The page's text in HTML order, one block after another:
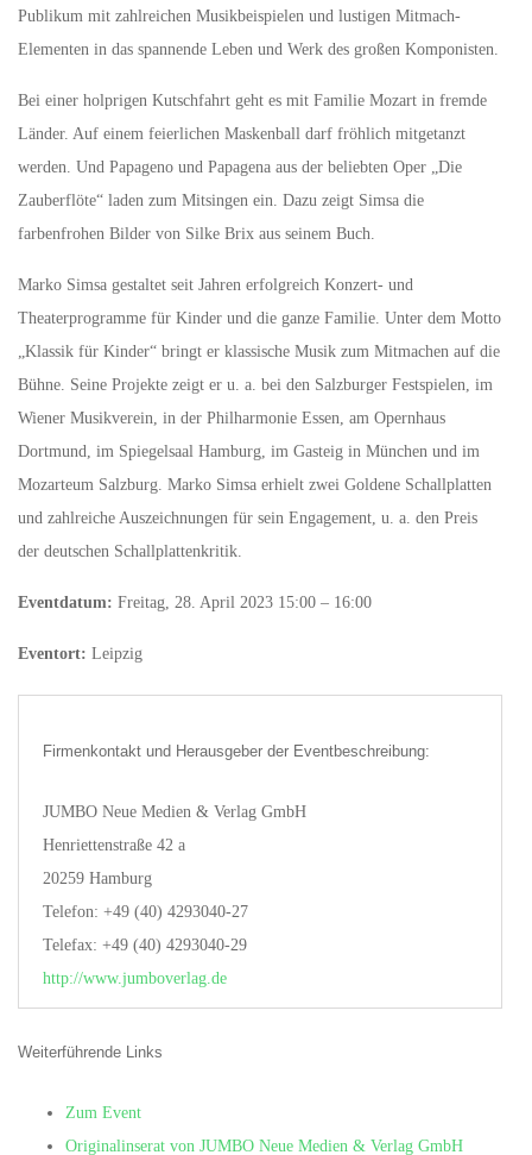
Publikum mit zahlreichen Musikbeispielen und lustigen Mitmach-
Elementen in das spannende Leben und Werk des großen Komponisten.
Bei einer holprigen Kutschfahrt geht es mit Familie Mozart in fremde
Länder. Auf einem feierlichen Maskenball darf fröhlich mitgetanzt
werden. Und Papageno und Papagena aus der beliebten Oper „Die
Zauberflöte“ laden zum Mitsingen ein. Dazu zeigt Simsa die
farbenfrohen Bilder von Silke Brix aus seinem Buch.
Marko Simsa gestaltet seit Jahren erfolgreich Konzert- und
Theaterprogramme für Kinder und die ganze Familie. Unter dem Motto
„Klassik für Kinder“ bringt er klassische Musik zum Mitmachen auf die
Bühne. Seine Projekte zeigt er u. a. bei den Salzburger Festspielen, im
Wiener Musikverein, in der Philharmonie Essen, am Opernhaus
Dortmund, im Spiegelsaal Hamburg, im Gasteig in München und im
Mozarteum Salzburg. Marko Simsa erhielt zwei Goldene Schallplatten
und zahlreiche Auszeichnungen für sein Engagement, u. a. den Preis
der deutschen Schallplattenkritik.
Eventdatum: Freitag, 28. April 2023 15:00 – 16:00
Eventort: Leipzig
Firmenkontakt und Herausgeber der Eventbeschreibung:
JUMBO Neue Medien & Verlag GmbH
Henriettenstraße 42 a
20259 Hamburg
Telefon: +49 (40) 4293040-27
Telefax: +49 (40) 4293040-29
http://www.jumboverlag.de
Weiterführende Links
Zum Event
Originalinserat von JUMBO Neue Medien & Verlag GmbH